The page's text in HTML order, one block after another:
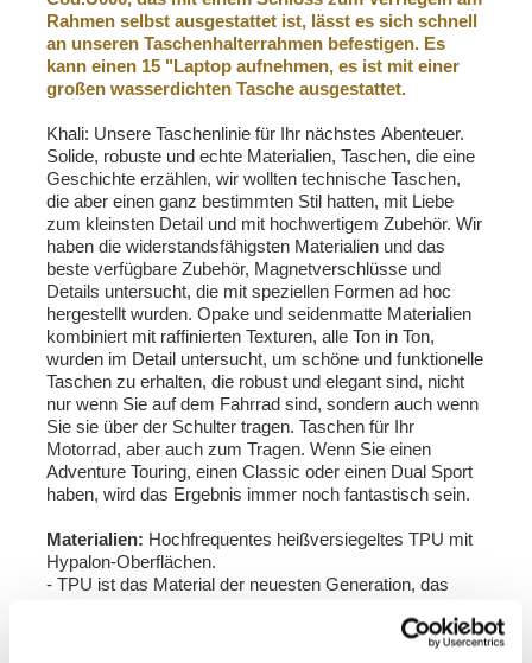
Rahmen selbst ausgestattet ist, lässt es sich schnell
an unseren Taschenhalterrahmen befestigen. Es
kann einen 15 "Laptop aufnehmen, es ist mit einer
großen wasserdichten Tasche ausgestattet.
Khali: Unsere Taschenlinie für Ihr nächstes Abenteuer.
Solide, robuste und echte Materialien, Taschen, die eine
Geschichte erzählen, wir wollten technische Taschen,
die aber einen ganz bestimmten Stil hatten, mit Liebe
zum kleinsten Detail und mit hochwertigem Zubehör. Wir
haben die widerstandsfähigsten Materialien und das
beste verfügbare Zubehör, Magnetverschlüsse und
Details untersucht, die mit speziellen Formen ad hoc
hergestellt wurden. Opake und seidenmatte Materialien
kombiniert mit raffinierten Texturen, alle Ton in Ton,
wurden im Detail untersucht, um schöne und funktionelle
Taschen zu erhalten, die robust und elegant sind, nicht
nur wenn Sie auf dem Fahrrad sind, sondern auch wenn
Sie sie über der Schulter tragen. Taschen für Ihr
Motorrad, aber auch zum Tragen. Wenn Sie einen
Adventure Touring, einen Classic oder einen Dual Sport
haben, wird das Ergebnis immer noch fantastisch sein.
Materialien: Hochfrequentes heißversiegeltes TPU mit
Hypalon-Oberflächen.
- TPU ist das Material der neuesten Generation, das